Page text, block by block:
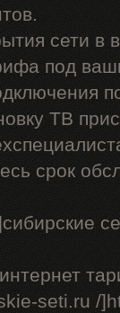
сети в
под
ТВ
срок
seti.ru /